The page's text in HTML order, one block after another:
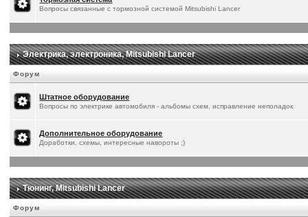
Вопросы связанные с тормозной системой Mitsubishi Lancer
Электрика, электроника, Mitsubishi Lancer
Форум
Штатное оборудование
Вопросы по электрике автомобиля - альбомы схем, исправление неполадок
Дополнительное оборудование
Доработки, схемы, интересные навороты ;)
Тюнинг, Mitsubishi Lancer
Форум